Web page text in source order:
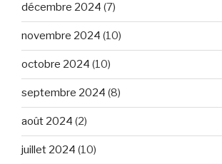
décembre 2024 (7)
novembre 2024 (10)
octobre 2024 (10)
septembre 2024 (8)
août 2024 (2)
juillet 2024 (10)